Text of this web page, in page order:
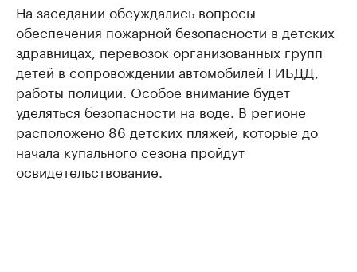
На заседании обсуждались вопросы
обеспечения пожарной безопасности в детских
здравницах, перевозок организованных групп
детей в сопровождении автомобилей ГИБДД,
работы полиции. Особое внимание будет
уделяться безопасности на воде. В регионе
расположено 86 детских пляжей, которые до
начала купального сезона пройдут
освидетельствование.